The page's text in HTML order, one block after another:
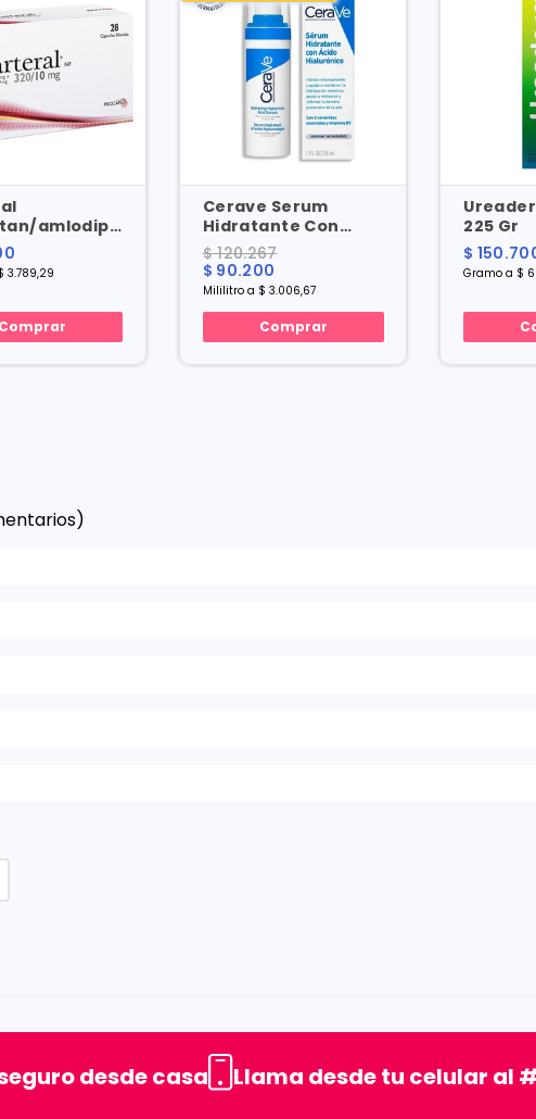
amlodipino
X 28 Cap
3.789,29
Comprar
Cerave Serum
Hidratante Con
Acido Hialuronico X
30 Ml
$ 120.267
$ 90.200
Mililitro a $ 3.006,67
Comprar
225 Gr
$
Gramo a $
desde casa Llama desde tu celular al